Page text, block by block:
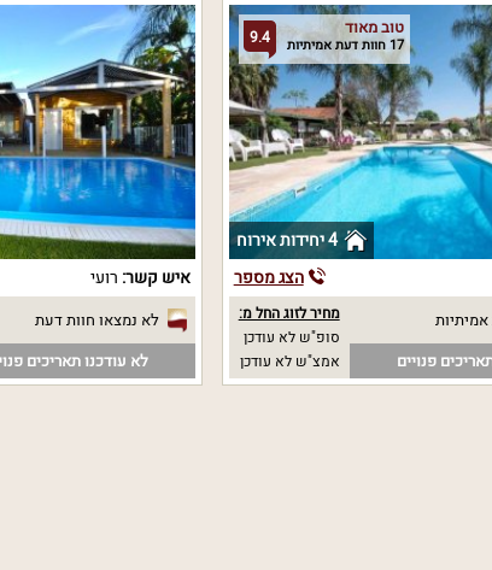
9.4 טוב מאוד
17 חוות דעת אמיתיות
4 יחידות אירוח
הצג מספר
פנויים
מחיר לזוג החל מ:
סופ"ש לא עודכן
אמצ"ש לא עודכן
איש קשר: רועי
לא נמצאו חוות דעת
לא עודכנו תאריכים